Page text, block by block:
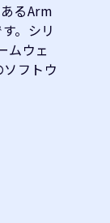
るArm
。シリ
ムウェ
フトウ